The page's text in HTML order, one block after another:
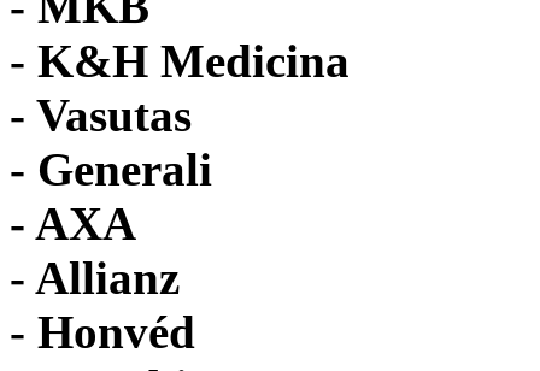
- K&H Medicina
- Vasutas
- Generali
- AXA
- Allianz
- Honvéd